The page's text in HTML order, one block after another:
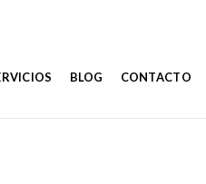
BLOG CONTACTO